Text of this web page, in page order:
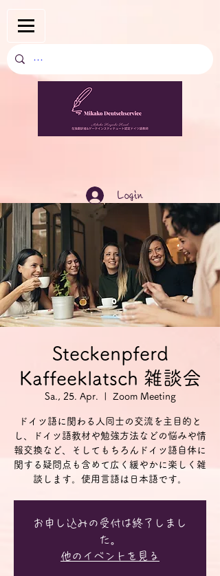
Login
Steckenpferd
Kaffeeklatsch 雑談会
Sa., 25. Apr. Zoom Meeting
ドイツ語に関わる人同士の交流を主目的と
し、ドイツ語教材や勉強方法などの悩みや情
報交換など、そしてもちろんドイツ語自体に
関する疑問点も含めて広く緩やかに楽しく雑
談します。使用言語は日本語です。
お申し込みの受付は終了しまし
た。
他のイベントを見る